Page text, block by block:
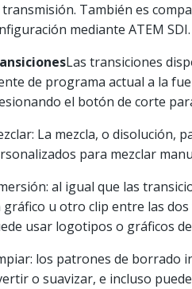
También es
mediante ATEM SDI.
Las transiciones
de programa actual a la
el botón de corte
La mezcla, o disolución,
para mezclar
al igual que las
gráfico u otro clip entre las
usar logotipos o gráficos
los patrones de borrado
o suavizar, e incluso